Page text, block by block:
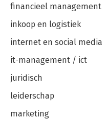
financieel management
inkoop en logistiek
internet en social media
it-management / ict
juridisch
leiderschap
marketing